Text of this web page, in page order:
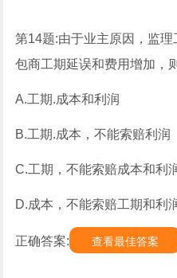
第14题:由于业主原因，监
包商工期延误和费用增加，
A.工期.成本和利润
B.工期.成本，不能索赔利润
C.工期，不能索赔成本和利
D.成本，不能索赔工期和利
正确答案: 查看最佳答案